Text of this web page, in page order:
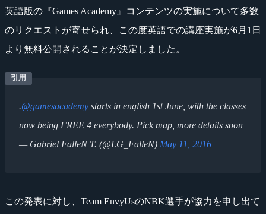
英語版の『Games Academy』コンテンツの実施について多数
のリクエストが寄せられ、この度英語での講座実施が6月1日
より無料公開されることが決定しました。
.@gamesacademy starts in english 1st June, with the classes
now being FREE 4 everybody. Pick map, more details soon
— Gabriel FalleN T. (@LG_FalleN) May 11, 2016
この発表に対し、Team EnvyUsのNBK選手が協力を申し出て